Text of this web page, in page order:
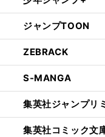
ジャンプTOON
ZEBRACK
S-MANGA
集英社ジャンプリ
集英社コミック文